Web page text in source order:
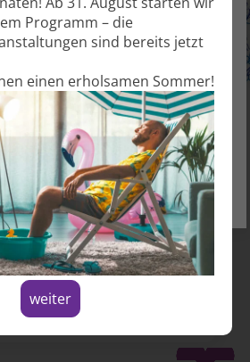
Programm – die
sind bereits jetzt
einen erholsamen Sommer!
weiter
(Einsteiger)
Mitmach-Kurs
Uhr
31
für Veranstaltungen bei
können nur von registrierten
werden.
auf der nachfolgenden Seite
Sie sich kostenlos.
Anmelden
Registrieren